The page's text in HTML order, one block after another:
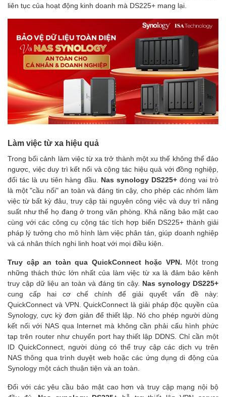
liên tục của hoạt động kinh doanh mà DS225+ mang lại.
Làm việc từ xa hiệu quả
Trong bối cảnh làm việc từ xa trở thành một xu thế không thể đảo
ngược, việc duy trì kết nối và cộng tác hiệu quả với đồng nghiệp,
đối tác là ưu tiên hàng đầu. Nas synology DS225+đóng vai trò
là một "cầu nối" an toàn và đáng tin cậy, cho phép các nhóm làm
việc từ bất kỳ đâu, truy cập tài nguyên công việc và duy trì năng
suất như thể họ đang ở trong văn phòng. Khả năng bảo mật cao
cùng với các công cụ cộng tác tích hợp biến DS225+ thành giải
pháp lý tưởng cho mô hình làm việc phân tán, giúp doanh nghiệp
và cá nhân thích nghi linh hoạt với mọi điều kiện.
Truy cập an toàn qua QuickConnect hoặc VPN. Một trong
những thách thức lớn nhất của làm việc từ xa là đảm bảo kênh
truy cập dữ liệu an toàn và đáng tin cậy. Nas synology DS225+
cung cấp hai cơ chế chính để giải quyết vấn đề này:
QuickConnect và VPN. QuickConnect là giải pháp độc quyền của
Synology, cực kỳ đơn giản để thiết lập. Nó cho phép người dùng
kết nối với NAS qua Internet mà không cần phải cấu hình phức
tạp trên router như chuyển port hay thiết lập DDNS. Chỉ cần một
ID QuickConnect, người dùng có thể truy cập các dịch vụ trên
NAS thông qua trình duyệt web hoặc các ứng dụng di động của
Synology một cách thuận tiện và an toàn.
Đối với các yêu cầu bảo mật cao hơn và truy cập mạng nội bộ